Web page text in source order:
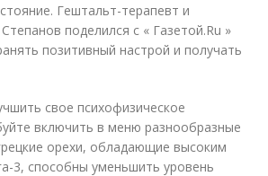
Гештальт-терапевт и
поделился с « Газетой.Ru »
позитивный настрой и получать
свое психофизическое
включить в меню разнообразные
орехи, обладающие высоким
3, способны уменьшить уровень